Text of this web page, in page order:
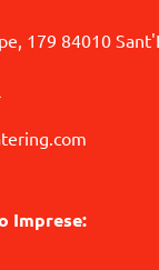
179 84010
Imprese: